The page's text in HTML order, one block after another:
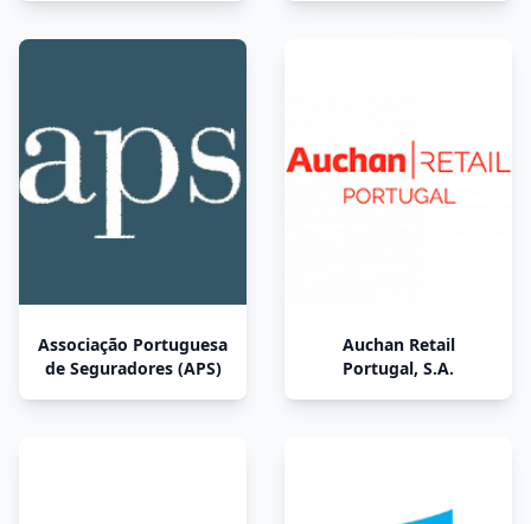
Associação Portuguesa
de Seguradores (APS)
Auchan Retail
Portugal, S.A.